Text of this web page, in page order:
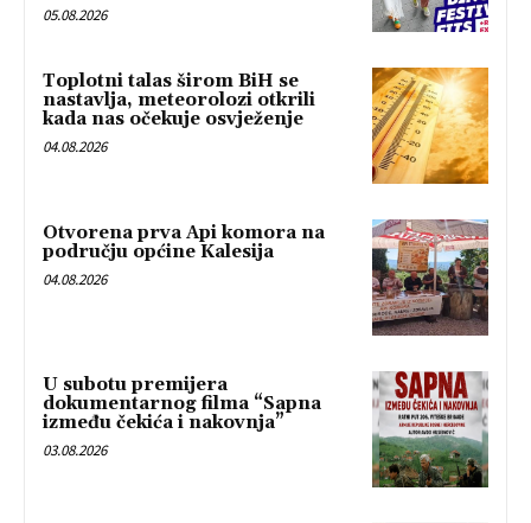
05.08.2026
Toplotni talas širom BiH se
nastavlja, meteorolozi otkrili
kada nas očekuje osvježenje
04.08.2026
Otvorena prva Api komora na
području općine Kalesija
04.08.2026
U subotu premijera
dokumentarnog filma “Sapna
između čekića i nakovnja”
03.08.2026